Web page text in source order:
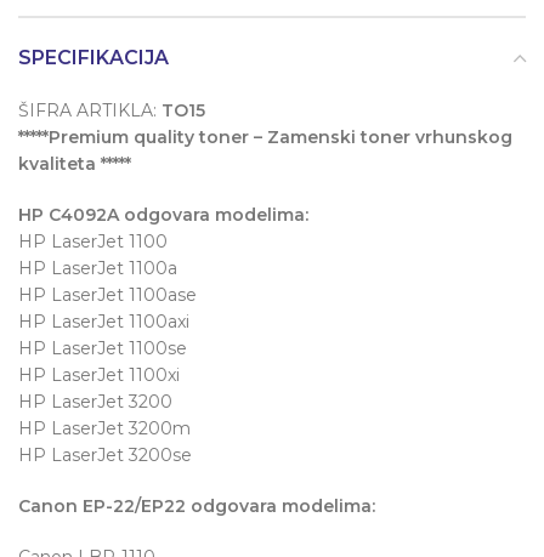
SPECIFIKACIJA
ŠIFRA ARTIKLA: TO15
*****Premium quality toner – Zamenski toner vrhunskog
kvaliteta *****
HP C4092A odgovara modelima:
HP LaserJet 1100
HP LaserJet 1100a
HP LaserJet 1100ase
HP LaserJet 1100axi
HP LaserJet 1100se
HP LaserJet 1100xi
HP LaserJet 3200
HP LaserJet 3200m
HP LaserJet 3200se
Canon EP-22/EP22 odgovara modelima: